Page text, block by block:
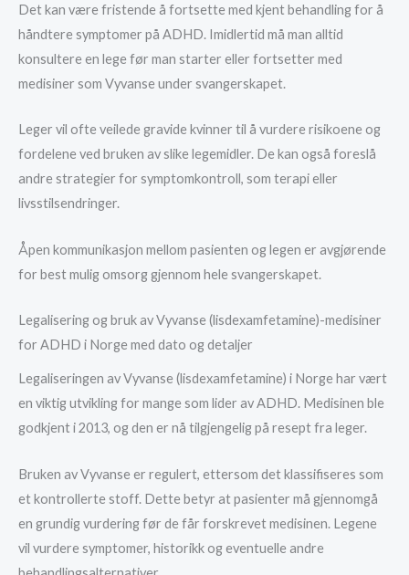
Det kan være fristende å fortsette med kjent behandling for å
håndtere symptomer på ADHD. Imidlertid må man alltid
konsultere en lege før man starter eller fortsetter med
medisiner som Vyvanse under svangerskapet.
Leger vil ofte veilede gravide kvinner til å vurdere risikoene og
fordelene ved bruken av slike legemidler. De kan også foreslå
andre strategier for symptomkontroll, som terapi eller
livsstilsendringer.
Åpen kommunikasjon mellom pasienten og legen er avgjørende
for best mulig omsorg gjennom hele svangerskapet.
Legalisering og bruk av Vyvanse (lisdexamfetamine)-medisiner
for ADHD i Norge med dato og detaljer
Legaliseringen av Vyvanse (lisdexamfetamine) i Norge har vært
en viktig utvikling for mange som lider av ADHD. Medisinen ble
godkjent i 2013, og den er nå tilgjengelig på resept fra leger.
Bruken av Vyvanse er regulert, ettersom det klassifiseres som
et kontrollerte stoff. Dette betyr at pasienter må gjennomgå
en grundig vurdering før de får forskrevet medisinen. Legene
vil vurdere symptomer, historikk og eventuelle andre